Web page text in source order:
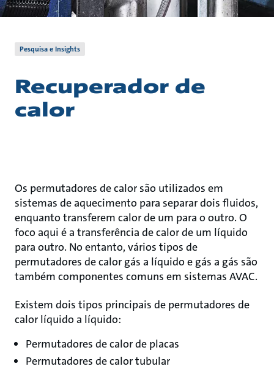
Pesquisa e Insights
Recuperador de
calor
Os permutadores de calor são utilizados em
sistemas de aquecimento para separar dois fluidos,
enquanto transferem calor de um para o outro. O
foco aqui é a transferência de calor de um líquido
para outro. No entanto, vários tipos de
permutadores de calor gás a líquido e gás a gás são
também componentes comuns em sistemas AVAC.
Existem dois tipos principais de permutadores de
calor líquido a líquido:
Permutadores de calor de placas
Permutadores de calor tubular